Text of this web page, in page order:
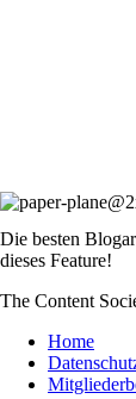
Die besten
dieses Feature!
The Content
Home